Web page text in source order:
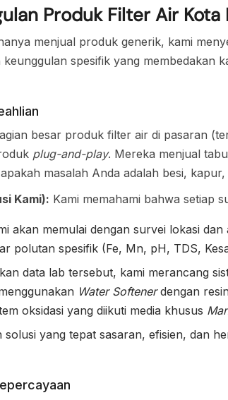
Produk Filter Air Kota
menjual produk generik, kami
keunggulan spesifik yang membedakan
besar produk filter air di pasaran
plug-and-play. Mereka menjual
masalah Anda adalah besi,
Kami): Kami memahami bahwa setiap
akan memulai dengan survei lokasi
polutan spesifik (Fe, Mn, pH, TDS,
data lab tersebut, kami merancang
Water Softenerdengan
oksidasi yang diikuti media khusus
solusi yang tepat sasaran, efisien, dan